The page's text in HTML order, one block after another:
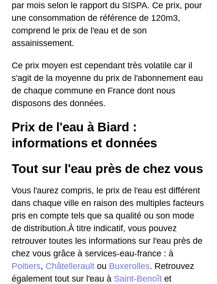
par mois selon le rapport du SISPA. Ce prix, pour
une consommation de référence de 120m3,
comprend le prix de l'eau et de son
assainissement.
Ce prix moyen est cependant très volatile car il
s'agit de la moyenne du prix de l'abonnement eau
de chaque commune en France dont nous
disposons des données.
Prix de l'eau à Biard :
informations et données
Tout sur l'eau près de chez vous
Vous l'aurez compris, le prix de l'eau est différent
dans chaque ville en raison des multiples facteurs
pris en compte tels que sa qualité ou son mode
de distribution.À titre indicatif, vous pouvez
retrouver toutes les informations sur l'eau près de
chez vous grâce à services-eau-france : à
Poitiers, Châtellerault ou Buxerolles. Retrouvez
également tout sur l'eau à Saint-Benoît et